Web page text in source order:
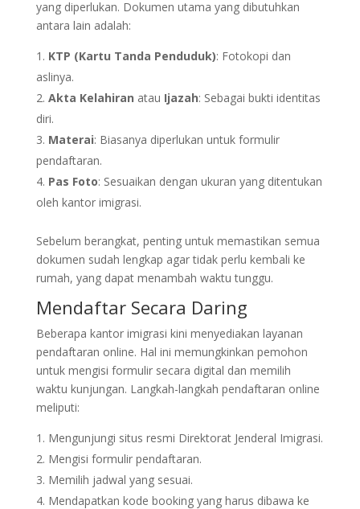
yang diperlukan. Dokumen utama yang dibutuhkan
antara lain adalah:
KTP (Kartu Tanda Penduduk): Fotokopi dan
aslinya.
Akta Kelahiran atau Ijazah: Sebagai bukti identitas
diri.
Materai: Biasanya diperlukan untuk formulir
pendaftaran.
Pas Foto: Sesuaikan dengan ukuran yang ditentukan
oleh kantor imigrasi.
Sebelum berangkat, penting untuk memastikan semua
dokumen sudah lengkap agar tidak perlu kembali ke
rumah, yang dapat menambah waktu tunggu.
Mendaftar Secara Daring
Beberapa kantor imigrasi kini menyediakan layanan
pendaftaran online. Hal ini memungkinkan pemohon
untuk mengisi formulir secara digital dan memilih
waktu kunjungan. Langkah-langkah pendaftaran online
meliputi:
Mengunjungi situs resmi Direktorat Jenderal Imigrasi.
Mengisi formulir pendaftaran.
Memilih jadwal yang sesuai.
Mendapatkan kode booking yang harus dibawa ke